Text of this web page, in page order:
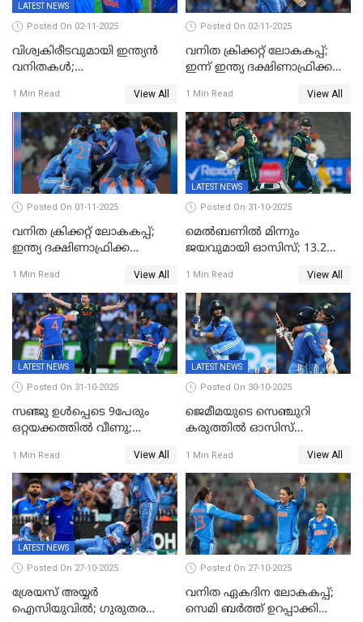
LATEST NEWS
Posted On 02-11-2025
വിശ്വകിരീടവുമായി ഇന്ത്യൻ
വനിതകൾ;
ഇന്ത്യയ്ക്ക് വനിതാ ക്രിക്കറ്റ്
ലോകകപ്പ്
1 Min Read View All
Posted On 02-11-2025
വനിത ക്രിക്കറ്റ് ലോകകപ്പ്;
ഇന്ന് ഇന്ത്യ ദക്ഷിണാഫ്രിക്ക
1 Min Read View All
Posted On 01-11-2025
വനിത ക്രിക്കറ്റ് ലോകകപ്പ്;
ഇന്ത്യ ദക്ഷിണാഫ്രിക്ക
1 Min Read View All
LATEST NEWS
Posted On 31-10-2025
മെൽബണിൽ മിന്നും
ജയവുമായി ഓസിസ്; 13.2
പരമ്പരയിൽ ലീഡ്
1 Min Read View All
LATEST NEWS
Posted On 31-10-2025
സഞ്ജു ഉൾപ്പെടെ 9പേരും
ഒറ്റയക്കത്തിൽ വീണു;
ഹര്‍ഷിതും മാത്രം;
മെല്‍ബണില്‍
ഇന്ത്യയ്‌ക്കെതിരെ ഓസീസ്
ലക്ഷ്യം 126 റണ്‍സ്
1 Min Read View All
LATEST NEWS
Posted On 30-10-2025
ജെമീമയുടെ സെഞ്ചുറി
കരുത്തിൽ ഓസിസ്
തകർന്നു; അഞ്ച് വിക്കറ്റ്
ജയവുമായി ഇന്ത്യൻ
വനിതകൾ ലോകകപ്പ്
കലാശപ്പോരിന്
1 Min Read View All
LATEST NEWS
Posted On 27-10-2025
ശ്രേയസ് അയ്യര്‍
ഐസിയുവില്‍; ഗുരുതര
Posted On 27-10-2025
വനിത ഏകദിന ലോകകപ്പ്;
സെമി ബര്‍ത്ത് ഉറപ്പാക്കി